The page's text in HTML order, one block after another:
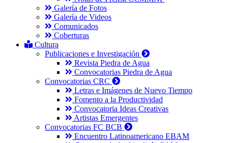
Galería de Fotos
Galería de Videos
Comunicados
Coberturas
Cultura
Publicaciones e Investigación
Revista Piedra de Agua
Convocatorias Piedra de Agua
Convocatorias CRC
Letras e Imágenes de Nuevo Tiempo
Fomento a la Productividad
Convocatoria Ideas Creativas
Artistas Emergentes
Convocatorias FC BCB
Encuentro Latinoamericano EBAM